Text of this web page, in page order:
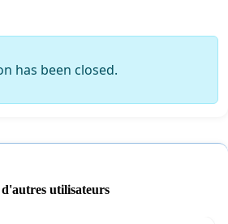
has been closed.
utilisateurs